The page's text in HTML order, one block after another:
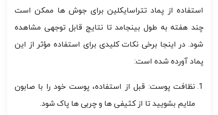
استفاده از پماد تتراسایکلین برای جوش ها ممکن است
چند هفته به طول بینجامد تا نتایج قابل توجهی مشاهده
شود. در اینجا برخی نکات کلیدی برای استفاده مؤثر از این
پماد آورده شده است:
نظافت پوست: قبل از استفاده، پوست خود را با صابون
ملایم بشویید تا از کثیفی ها و چربی ها پاک شود.